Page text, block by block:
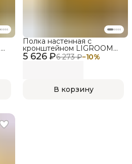
5 626 ₽6 273 ₽−10%
Полка настенная с
кронштейном LIGROOM
LIGHT, 900х412х850,
Черный, Венге
В корзину